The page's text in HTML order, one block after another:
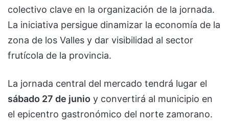
colectivo clave en la organización de la jornada.
La iniciativa persigue dinamizar la economía de la
zona de los Valles y dar visibilidad al sector
frutícola de la provincia.
La jornada central del mercado tendrá lugar el
sábado 27 de junio y convertirá al municipio en
el epicentro gastronómico del norte zamorano.